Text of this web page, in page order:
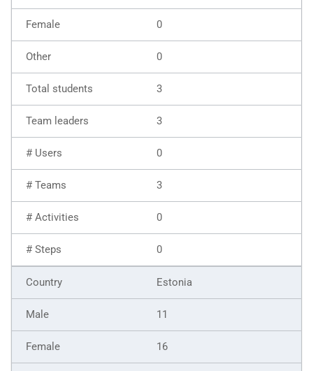
0
0
3
3
0
3
0
0
Estonia
11
16